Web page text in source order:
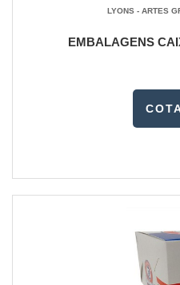
LYONS - ARTES
EMBALAGENS